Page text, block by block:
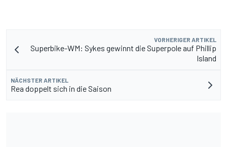
VORHERIGER ARTIKEL
Superbike-WM: Sykes gewinnt die Superpole auf Phillip
Island
NÄCHSTER ARTIKEL
Rea doppelt sich in die Saison